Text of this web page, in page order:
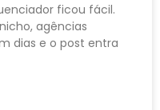
ficou fácil.
agências
dias e o post entra